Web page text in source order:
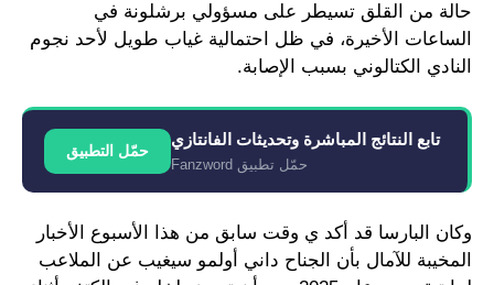
حالة من القلق تسيطر على مسؤولي برشلونة في
الساعات الأخيرة، في ظل احتمالية غياب طويل لأحد نجوم
النادي الكتالوني بسبب الإصابة.
تابع النتائج المباشرة وتحديثات الفانتازي
حمّل تطبيق Fanzword
حمّل التطبيق
وكان البارسا قد أكد ي وقت سابق من هذا الأسبوع الأخبار
المخيبة للآمال بأن الجناح داني أولمو سيغيب عن الملاعب